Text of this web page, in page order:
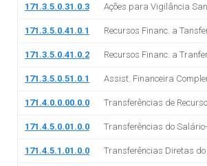
171.3.5.0.31.0.3 Ações para Vigilância
171.3.5.0.41.0.1 Recursos Financ. a
171.3.5.0.41.0.2 Recursos Financ. a
171.3.5.0.51.0.1 Assist. Financeira
171.4.0.0.00.0.0 Transferências de
171.4.5.0.01.0.0 Transferências do
171.4.5.1.01.0.0 Transferências Diretas do